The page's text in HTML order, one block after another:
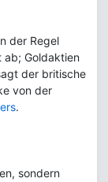
der Regel
ab; Goldaktien
der britische
von der
.
sondern